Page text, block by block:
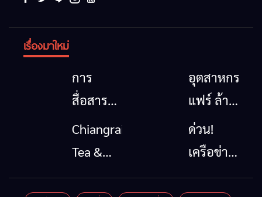
เรื่องมาใหม่
การ
สื่อสาร
โทรคมนาคม
กรณีภัย
เชียงราย
อุตสาหกรรม
แฟร์ ล้าน
นาตะวัน
ออก
รวมของดี
Chiangrai
Tea &
Coffee
ด่วน!
เครือข่าย
ลุ่มน้ำกก